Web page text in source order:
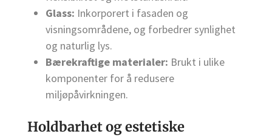
Glass: Inkorporert i fasaden og
visningsområdene, og forbedrer synlighet
og naturlig lys.
Bærekraftige materialer: Brukt i ulike
komponenter for å redusere
miljøpåvirkningen.
Holdbarhet og estetiske